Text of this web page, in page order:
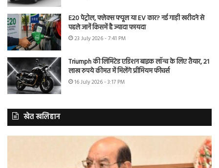
E20 पेट्रोल, फ्लेक्स फ्यूल या EV कार? नई गाड़ी खरीदने से
पहले जानें किसमें है ज्यादा फायदा
23 July 2026 - 7:41 PM
Triumph की लिमिटेड एडिशन बाइक लॉन्च के लिए तैयार, 21
लाख रुपये कीमत में मिलेंगे प्रीमियम फीचर्स
16 July 2026 - 3:17 PM
खेत खलिहान